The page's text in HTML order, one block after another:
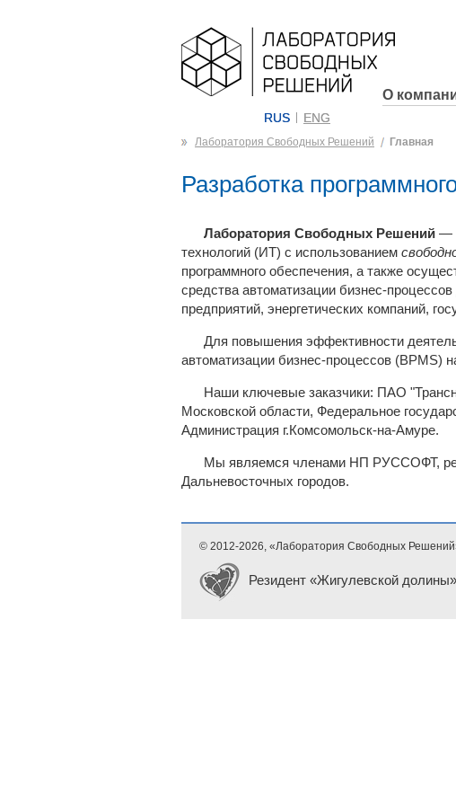
RUS ENG
О
Лаборатория Свободных Решений Главная
Разработка
Лаборатория Свободных Решений —
технологий (ИТ) с использованием
программного обеспечения, а также
средства автоматизации бизнес-
предприятий, энергетических компаний,
Для повышения эффективности
автоматизации бизнес-процессов (BPMS)
Наши ключевые заказчики: ПАО
Московской области, Федеральное
Администрация г.Комсомольск-на-Амуре.
Мы являемся членами НП РУССОФТ,
Дальневосточных городов.
© 2012-2026, «Лаборатория Свободных
Резидент «Жигулевской долины»